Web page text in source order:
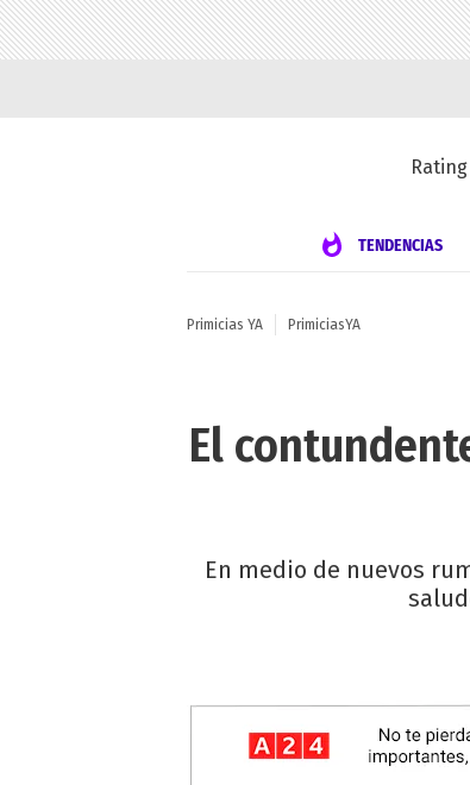
Rating
TENDENCIAS
Primicias YA PrimiciasYA
El
En medio de nuevos